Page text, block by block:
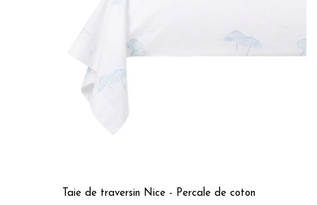
Taie de traversin Nice - Percale de coton